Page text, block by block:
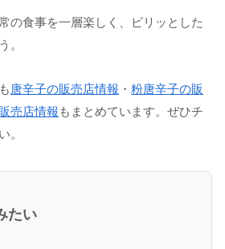
の食事を一層楽しく、ピリッとした
。
唐辛子の販売店情報 ・ 粉唐辛子の販
売店情報 もまとめています。ぜひチ
。
たい